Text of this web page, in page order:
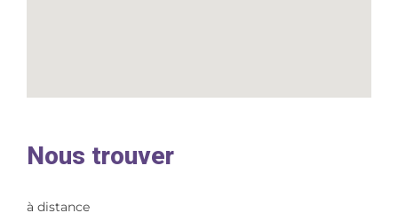
Nous trouver
à distance